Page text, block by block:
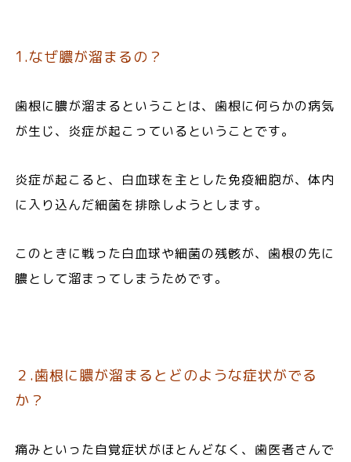
1.なぜ膿が溜まるの？
歯根に膿が溜まるということは、歯根に何らかの病気
が生じ、炎症が起こっているということです。
炎症が起こると、白血球を主とした免疫細胞が、体内
に入り込んだ細菌を排除しようとします。
このときに戦った白血球や細菌の残骸が、歯根の先に
膿として溜まってしまうためです。
２.歯根に膿が溜まるとどのような症状がでる
か？
痛みといった自覚症状がほとんどなく、歯医者さんで